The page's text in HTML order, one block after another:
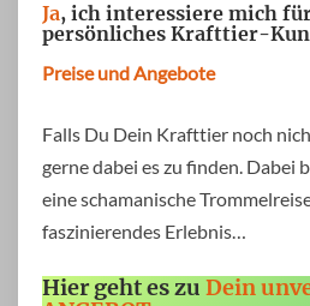
Ja, ich interessiere mich
persönliches Krafttier-
Preise und Angebote
Falls Du Dein Krafttier noch
gerne dabei es zu finden. Dabei
eine schamanische
faszinierendes Erlebnis…
Hier geht es zu Dein